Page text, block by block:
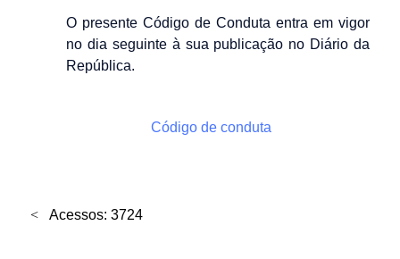
O presente Código de Conduta entra em vigor
no dia seguinte à sua publicação no Diário da
República.
Código de conduta
Acessos: 3724